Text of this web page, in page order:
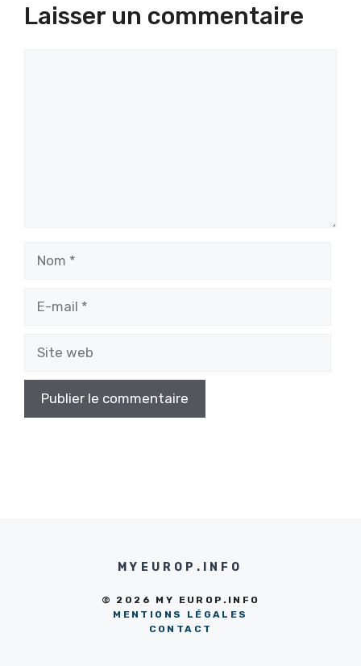
Laisser un commentaire
mail
web
MYEUROP.INFO
© 2026 MY EUROP.INFO
MENTIONS LÉGALES
CONTACT